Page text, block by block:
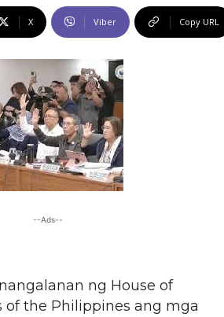
X Viber Copy URL
--Ads--
ng House of
of the Philippines ang mga